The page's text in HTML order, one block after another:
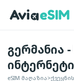
გერმანია
eSIM მაღაზია>